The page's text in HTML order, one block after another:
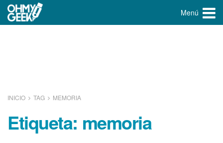
Menú
INICIO TAG MEMORIA
Etiqueta: memoria